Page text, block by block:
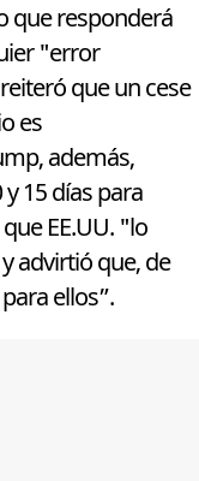
que responderá
"error
que un cese
es
además,
15 días para
EE.UU. "lo
advirtió que, de
ellos”.